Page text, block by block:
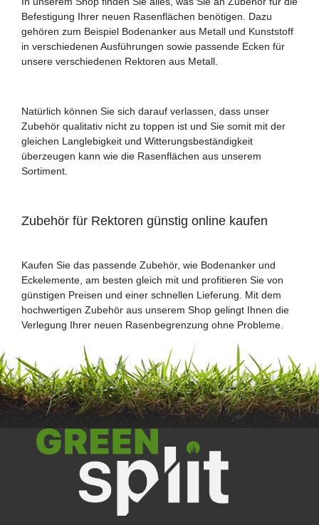
Befestigung Ihrer neuen Rasenflächen benötigen. Dazu
gehören zum Beispiel Bodenanker aus Metall und Kunststoff
in verschiedenen Ausführungen sowie passende Ecken für
unsere verschiedenen Rektoren aus Metall.
Natürlich können Sie sich darauf verlassen, dass unser
Zubehör qualitativ nicht zu toppen ist und Sie somit mit der
gleichen Langlebigkeit und Witterungsbeständigkeit
überzeugen kann wie die Rasenflächen aus unserem
Sortiment.
Zubehör für Rektoren günstig online kaufen
Kaufen Sie das passende Zubehör, wie Bodenanker und
Eckelemente, am besten gleich mit und profitieren Sie von
günstigen Preisen und einer schnellen Lieferung. Mit dem
hochwertigen Zubehör aus unserem Shop gelingt Ihnen die
Verlegung Ihrer neuen Rasenbegrenzung ohne Probleme.